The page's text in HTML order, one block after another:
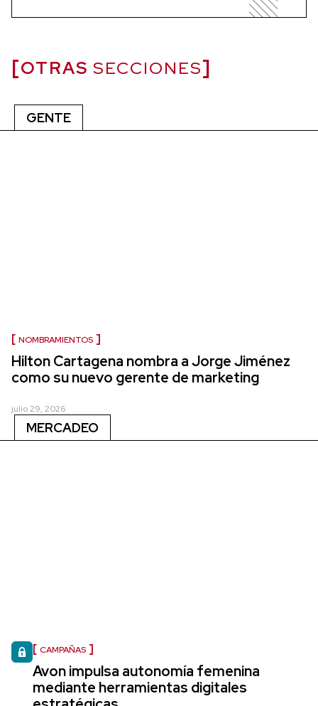
OTRAS SECCIONES
GENTE
NOMBRAMIENTOS
Hilton Cartagena nombra a Jorge Jiménez
como su nuevo gerente de marketing
julio 29, 2026
MERCADEO
CAMPAÑAS
Avon impulsa autonomía femenina
mediante herramientas digitales